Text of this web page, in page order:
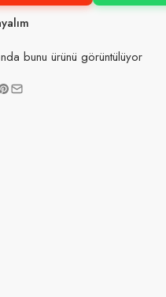
bunu ürünü görüntülüyor